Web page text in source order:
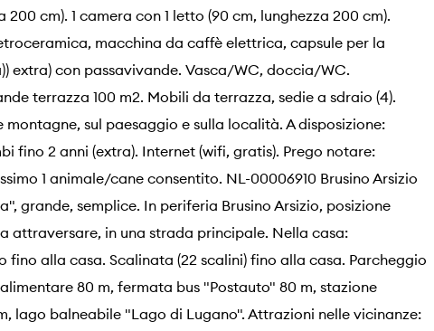
cm). 1 camera con 1 letto (90 cm, lunghezza 200 cm).
macchina da caffè elettrica, capsule per la
extra) con passavivande. Vasca/WC, doccia/WC.
terrazza 100 m2. Mobili da terrazza, sedie a sdraio (4).
sul paesaggio e sulla località. A disposizione:
fino 2 anni (extra). Internet (wifi, gratis). Prego notare:
1 animale/cane consentito. NL-00006910 Brusino Arsizio
grande, semplice. In periferia Brusino Arsizio, posizione
attraversare, in una strada principale. Nella casa:
fino alla casa. Scalinata (22 scalini) fino alla casa. Parcheggio
80 m, fermata bus "Postauto" 80 m, stazione
lago balneabile "Lago di Lugano". Attrazioni nelle vicinanze: